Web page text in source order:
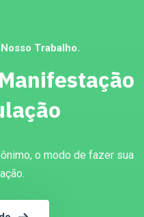
Trabalho.
o modo de fazer sua